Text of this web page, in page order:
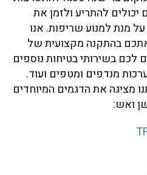
להתריע ולזמן את
מנת למנוע שריפות. אנו
בהתקנה מקצועית של
לכם בשירותי בטיחות נוספים
מנדפים ומטפים ועוד.
מציגה את הדגמים המיוחדים
ואש: